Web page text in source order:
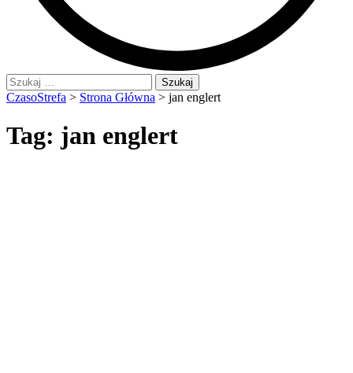
Szukaj:
CzasoStrefa > Strona Główna > jan englert
Tag: jan englert